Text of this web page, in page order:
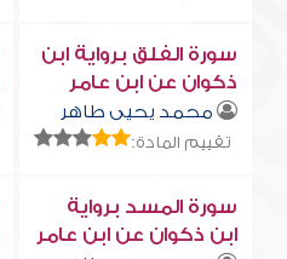
سورة الفلق برواية ابن
ذكوان عن ابن عامر
محمد يحيى طاهر
تقييم المادة:
سورة المسد برواية
ابن ذكوان عن ابن عامر